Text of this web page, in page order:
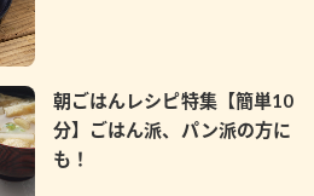
朝ごはんレシピ特集【簡単10
分】ごはん派、パン派の方に
も！